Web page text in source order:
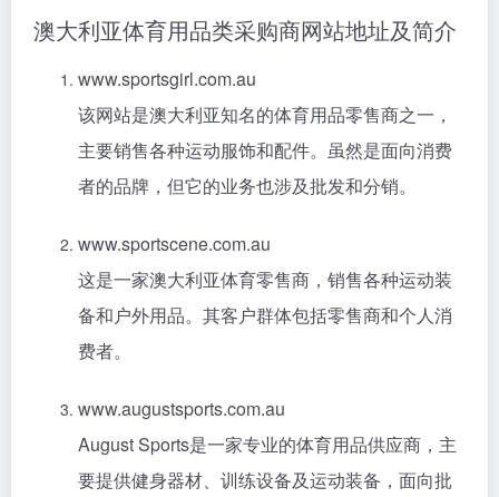
澳大利亚体育用品类采购商网站地址及简介
www.sportsgirl.com.au
该网站是澳大利亚知名的体育用品零售商之一，
主要销售各种运动服饰和配件。虽然是面向消费
者的品牌，但它的业务也涉及批发和分销。
www.sportscene.com.au
这是一家澳大利亚体育零售商，销售各种运动装
备和户外用品。其客户群体包括零售商和个人消
费者。
www.augustsports.com.au
August Sports是一家专业的体育用品供应商，主
要提供健身器材、训练设备及运动装备，面向批